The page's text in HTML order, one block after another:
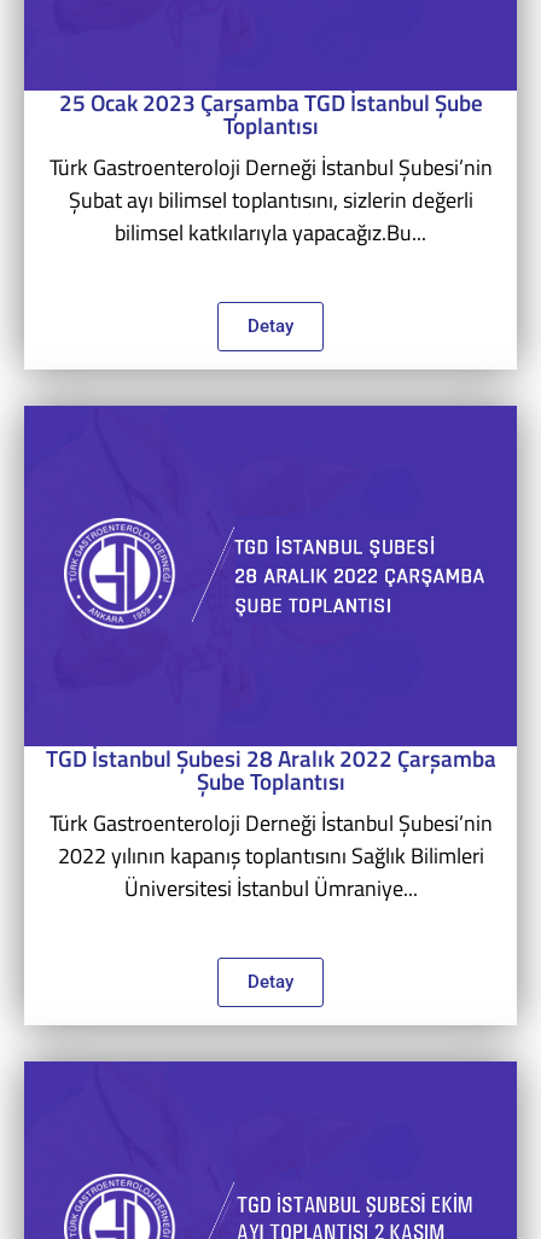
25 Ocak 2023 Çarşamba TGD İstanbul Şube
Toplantısı
Türk Gastroenteroloji Derneği İstanbul Şubesi’nin
Şubat ayı bilimsel toplantısını, sizlerin değerli
bilimsel katkılarıyla yapacağız.Bu...
Detay
TGD İstanbul Şubesi 28 Aralık 2022 Çarşamba
Şube Toplantısı
Türk Gastroenteroloji Derneği İstanbul Şubesi’nin
2022 yılının kapanış toplantısını Sağlık Bilimleri
Üniversitesi İstanbul Ümraniye...
Detay